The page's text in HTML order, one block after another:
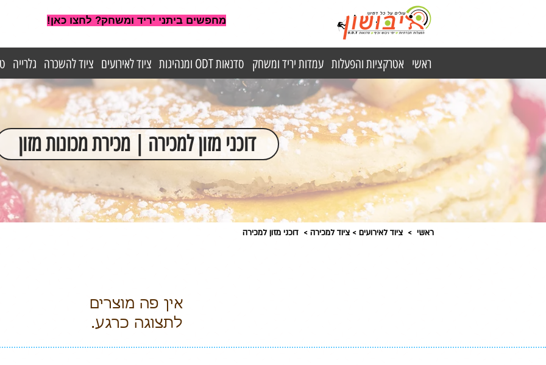
מחפשים ביתני יריד ומשחק? לחצו כאן!
דוכני מזון למכירה | מכירת מכונות מזון
ראשי > ציוד לאירועים > ציוד למכירה > דוכני מזון למכירה
לתצוגה כרגע.
ראשי אטרקציות והפעלות עמדות יריד ומשחק סדנאות ODT ומנהיגות ציוד לאירועים ציוד להשכרה גלרייה